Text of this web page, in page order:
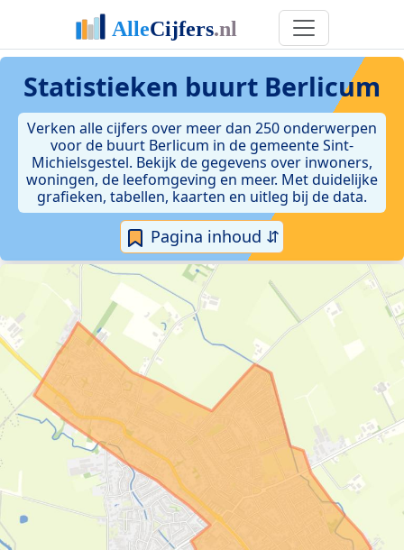
Statistieken buurt Berlicum
Verken alle cijfers over meer dan 250 onderwerpen
voor de buurt Berlicum in de gemeente Sint-
Michielsgestel. Bekijk de gegevens over inwoners,
woningen, de leefomgeving en meer. Met duidelijke
grafieken, tabellen, kaarten en uitleg bij de data.
Pagina inhoud ⇵